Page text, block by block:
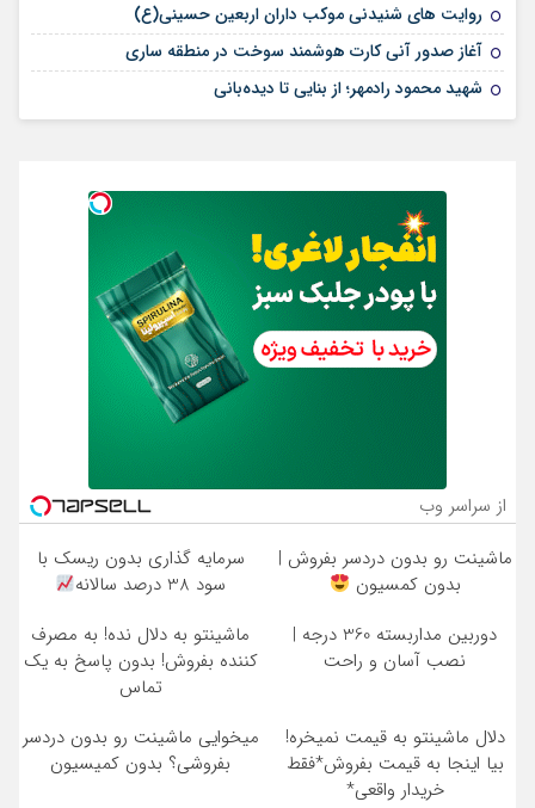
روایت های شنیدنی موکب داران اربعین حسینی(ع)
آغاز صدور آنی کارت هوشمند سوخت در منطقه ساری
شهید محمود رادمهر؛ از بنایی تا دیده‌بانی
از سراسر وب
ماشینت رو بدون دردسر بفروش |
بدون کمسیون
سرمایه گذاری بدون ریسک با
سود 38 درصد سالانه
دوربین مداربسته 360 درجه |
نصب آسان و راحت
ماشینتو به دلال نده! به مصرف
کننده بفروش! بدون پاسخ به یک
تماس
دلال ماشینتو به قیمت نمیخره!
بیا اینجا به قیمت بفروش*فقط
خریدار واقعی*
میخوایی ماشینت رو بدون دردسر
بفروشی؟ بدون کمیسیون